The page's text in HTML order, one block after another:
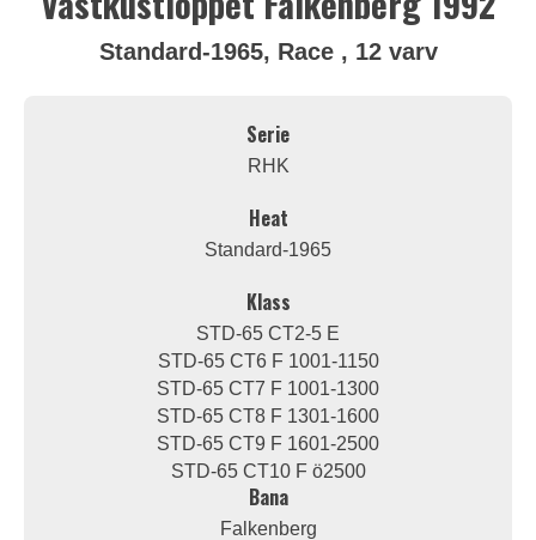
Standard-1965, Race , 12 varv
Serie
RHK
Heat
Standard-1965
Klass
STD-65 CT2-5 E
STD-65 CT6 F 1001-1150
STD-65 CT7 F 1001-1300
STD-65 CT8 F 1301-1600
STD-65 CT9 F 1601-2500
STD-65 CT10 F ö2500
Bana
Falkenberg